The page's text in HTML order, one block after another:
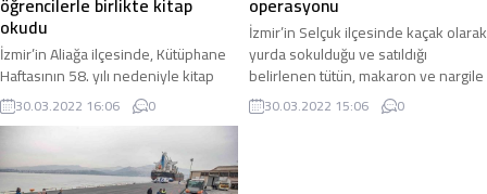
okudu
İzmir’in Aliağa ilçesinde, Kütüphane
Haftasının 58. yılı nedeniyle kitap
okuma etkinliği ve ödül töreni
düzenlenirken, etkinliğe katılan
30.03.2022 16:06 0
İzmir’in Selçuk ilçesinde kaçak olarak
yurda sokulduğu ve satıldığı
belirlenen tütün, makaron ve nargile
tütünleri ele geçirilirken, 4 şüpheli ...
30.03.2022 15:06 0